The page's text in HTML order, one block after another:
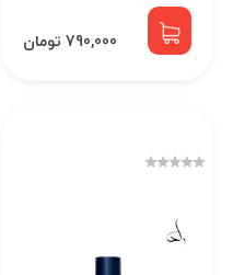
790,000 تومان